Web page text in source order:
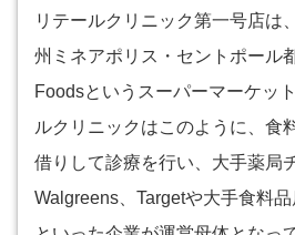
リテールクリニック第一号店は
州ミネアポリス・セントポール
Foodsというスーパーマーケッ
ルクリニックはこのように、食
借りして診療を行い、大手薬局
Walgreens、Targetや大手食料品